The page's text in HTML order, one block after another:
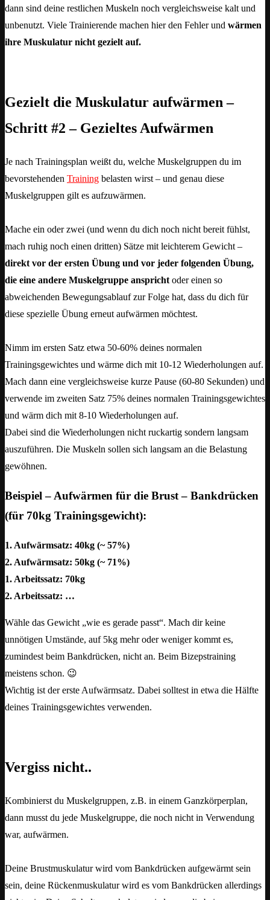
dann sind deine restlichen Muskeln noch vergleichsweise kalt und
unbenutzt. Viele Trainierende machen hier den Fehler und wärmen
ihre Muskulatur nicht gezielt auf.
Gezielt die Muskulatur aufwärmen –
Schritt #2 – Gezieltes Aufwärmen
Je nach Trainingsplan weißt du, welche Muskelgruppen du im
bevorstehenden Training belasten wirst – und genau diese
Muskelgruppen gilt es aufzuwärmen.
Mache ein oder zwei (und wenn du dich noch nicht bereit fühlst,
mach ruhig noch einen dritten) Sätze mit leichterem Gewicht –
direkt vor der ersten Übung und vor jeder folgenden Übung,
die eine andere Muskelgruppe anspricht oder einen so
abweichenden Bewegungsablauf zur Folge hat, dass du dich für
diese spezielle Übung erneut aufwärmen möchtest.
Nimm im ersten Satz etwa 50-60% deines normalen
Trainingsgewichtes und wärme dich mit 10-12 Wiederholungen auf.
Mach dann eine vergleichsweise kurze Pause (60-80 Sekunden) und
verwende im zweiten Satz 75% deines normalen Trainingsgewichtes
und wärm dich mit 8-10 Wiederholungen auf.
Dabei sind die Wiederholungen nicht ruckartig sondern langsam
auszuführen. Die Muskeln sollen sich langsam an die Belastung
gewöhnen.
Beispiel – Aufwärmen für die Brust – Bankdrücken
(für 70kg Trainingsgewicht):
1. Aufwärmsatz: 40kg (~ 57%)
2. Aufwärmsatz: 50kg (~ 71%)
1. Arbeitssatz: 70kg
2. Arbeitssatz: …
Wähle das Gewicht „wie es gerade passt“. Mach dir keine
unnötigen Umstände, auf 5kg mehr oder weniger kommt es,
zumindest beim Bankdrücken, nicht an. Beim Bizepstraining
meistens schon. 😉
Wichtig ist der erste Aufwärmsatz. Dabei solltest in etwa die Hälfte
deines Trainingsgewichtes verwenden.
Vergiss nicht..
Kombinierst du Muskelgruppen, z.B. in einem Ganzkörperplan,
dann musst du jede Muskelgruppe, die noch nicht in Verwendung
war, aufwärmen.
Deine Brustmuskulatur wird vom Bankdrücken aufgewärmt sein
sein, deine Rückenmuskulatur wird es vom Bankdrücken allerdings